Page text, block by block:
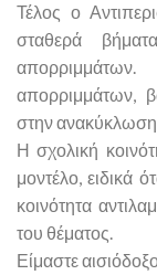
Τέλος ο
σταθερά
απορριμμάτων,
στην
Η σχολική
μοντέλο, ειδικά
κοινότητα
του θέματος.
Είμαστε